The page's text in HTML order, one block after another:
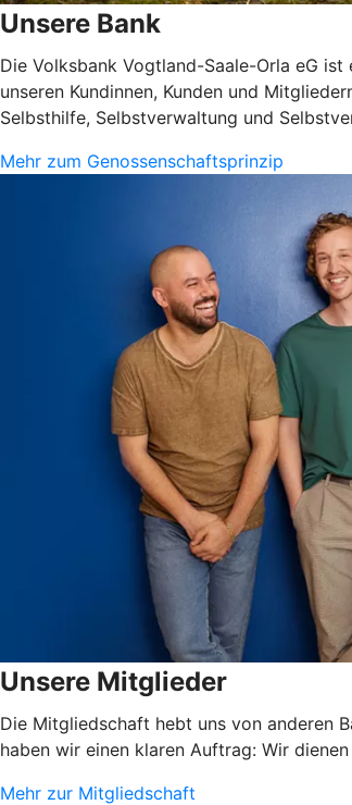
Unsere Bank
Die Volksbank Vogtland-Saale-Orla eG
unseren Kundinnen, Kunden und
Selbsthilfe, Selbstverwaltung und
Mehr zum Genossenschaftsprinzip
Unsere Mitglieder
Die Mitgliedschaft hebt uns von anderen
haben wir einen klaren Auftrag: Wir
Mehr zur Mitgliedschaft